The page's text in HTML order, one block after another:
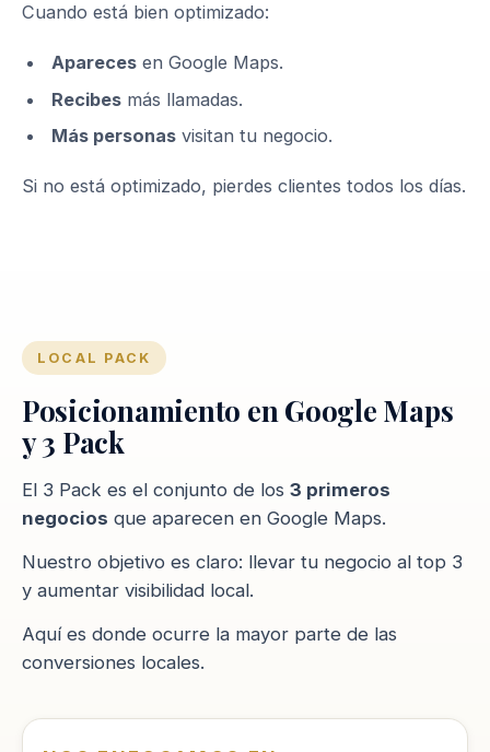
Cuando está bien optimizado:
Apareces en Google Maps.
Recibes más llamadas.
Más personas visitan tu negocio.
Si no está optimizado, pierdes clientes todos los días.
LOCAL PACK
Posicionamiento en Google Maps
y 3 Pack
El 3 Pack es el conjunto de los 3 primeros
negocios que aparecen en Google Maps.
Nuestro objetivo es claro: llevar tu negocio al top 3
y aumentar visibilidad local.
Aquí es donde ocurre la mayor parte de las
conversiones locales.